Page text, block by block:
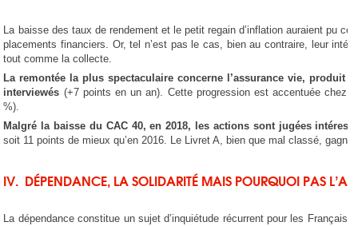
La baisse des taux de rendement et le petit regain d’inflation auraient pu
placements financiers. Or, tel n’est pas le cas, bien au contraire, leur
tout comme la collecte.
La remontée la plus spectaculaire concerne l’assurance vie, produit
interviewés (+7 points en un an). Cette progression est accentuée chez
%).
Malgré la baisse du CAC 40, en 2018, les actions sont jugées
soit 11 points de mieux qu’en 2016. Le Livret A, bien que mal classé, gagne
IV. DÉPENDANCE, LA SOLIDARITÉ MAIS POURQUOI PAS
La dépendance constitue un sujet d’inquiétude récurrent pour les Français.